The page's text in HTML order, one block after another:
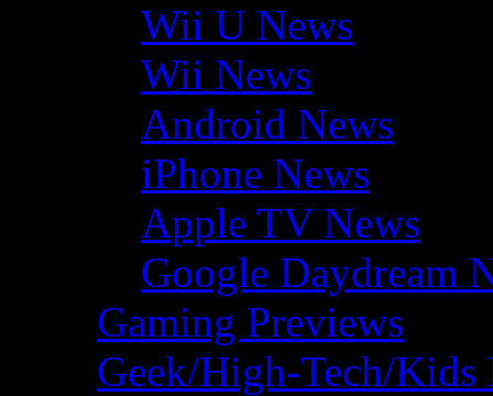
Wii U News
Wii News
Android News
iPhone News
Apple TV News
Google Daydream
Gaming Previews
Geek/High-Tech/Kids